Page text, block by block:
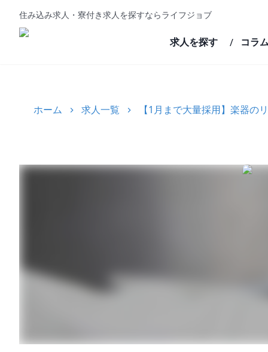
住み込み求人・寮付き求人を探すならライフジョブ
求人を探す / コラ
ホーム 求人一覧 【1月まで大量採用】楽器